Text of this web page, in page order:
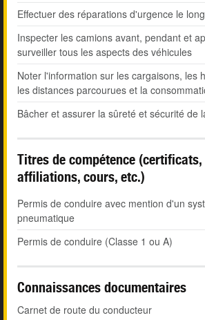
Effectuer des réparations d'urgence le
Inspecter les camions avant, pendant et
surveiller tous les aspects des véhicules
Noter l'information sur les cargaisons, les
les distances parcourues et la
Bâcher et assurer la sûreté et sécurité de
Titres de compétence (certificats,
affiliations, cours, etc.)
Permis de conduire avec mention d'un
pneumatique
Permis de conduire (Classe 1 ou A)
Connaissances documentaires
Carnet de route du conducteur